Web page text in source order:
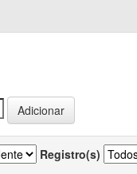
Registro(s)